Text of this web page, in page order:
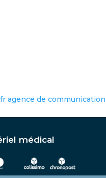
agence de communication
médical